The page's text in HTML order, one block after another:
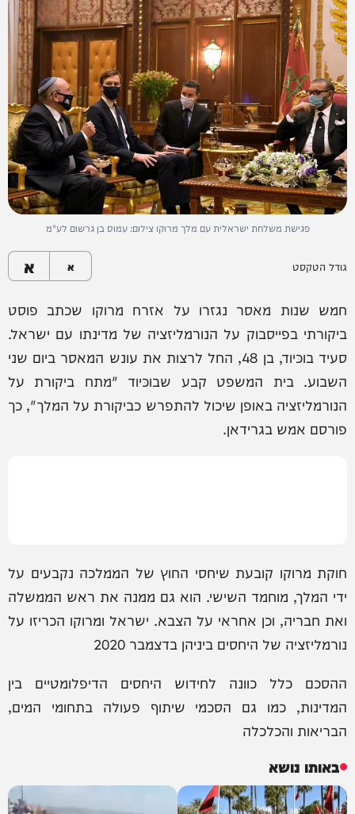
פגישת משלחת ישראלית עם מלך מרוקו צילום: עמוס בן גרשום לע"מ
גודל הטקסט א א
חמש שנות מאסר נגזרו על אזרח מרוקו שכתב פוסט
ביקורתי בפייסבוק על הנורמליזציה של מדינתו עם ישראל.
סעיד בוכּיוד, בן 48, החל לרצות את עונש המאסר ביום שני
השבוע. בית המשפט קבע שבוכּיוד "מתח ביקורת על
הנורמליזציה באופן שיכול להתפרש כביקורת על המלך", כך
פורסם אמש בגרידאן.
חוקת מרוקו קובעת שיחסי החוץ של הממלכה נקבעים על
ידי המלך, מוחמד השישי. הוא גם ממנה את ראש הממשלה
ואת חבריה, וכן אחראי על הצבא. ישראל ומרוקו הכריזו על
נורמליזציה של היחסים ביניהן בדצמבר 2020
ההסכם כלל כוונה לחידוש היחסים הדיפלומטיים בין
המדינות, כמו גם הסכמי שיתוף פעולה בתחומי המים,
הבריאות והכלכלה
באותו נושא